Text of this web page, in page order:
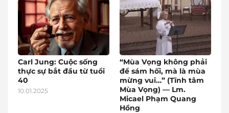
Carl Jung: Cuộc sống
thực sự bắt đầu từ tuổi
40
10.01.2025
“Mùa Vọng không phải
để sám hối, mà là mùa
mừng vui…” (Tĩnh tâm
Mùa Vọng) — Lm.
Micael Phạm Quang
Hồng